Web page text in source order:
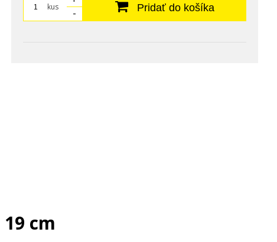
kus
-
Pridať do košíka
cm